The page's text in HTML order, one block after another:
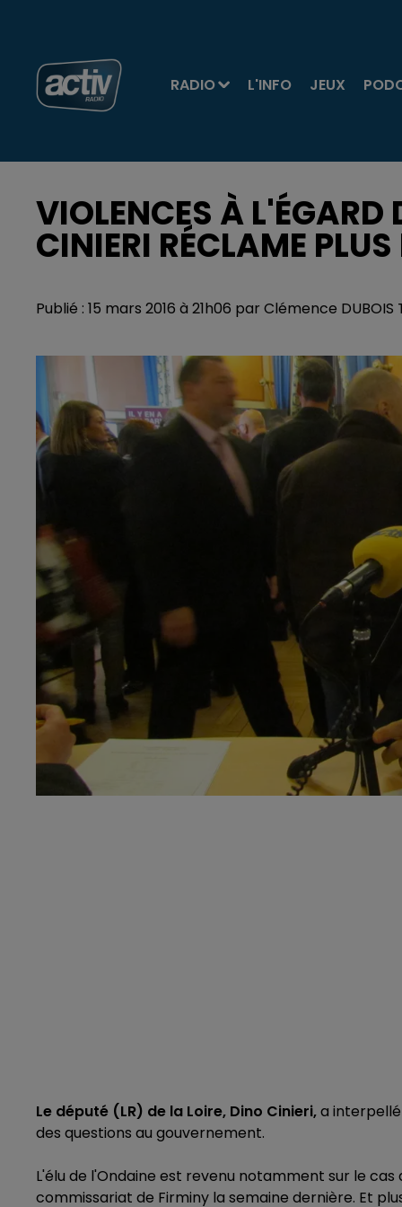
RADIO L'INFO JEUX
VIOLENCES À L'ÉGARD
CINIERI RÉCLAME PLUS
Publié : 15 mars 2016 à 21h06 par Clémence DUBOIS
Le député (LR) de la Loire, Dino Cinieri,a
des questions au gouvernement.
L'élu de l'Ondaine est revenu notamment sur le
commissariat de Firminy la semaine dernière. Et